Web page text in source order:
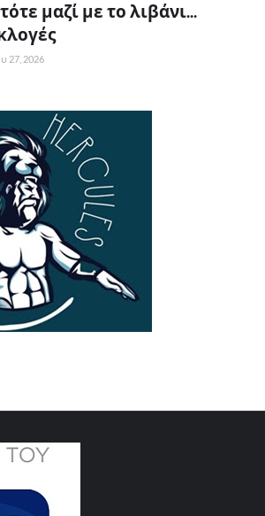
μαζί με το λιβάνι...
27, 2026